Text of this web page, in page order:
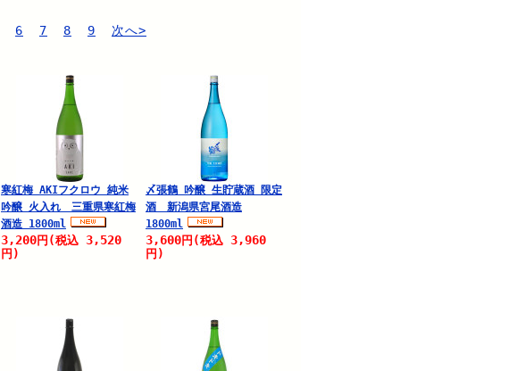
6 7 8 9 次へ>
寒紅梅 AKIフクロウ 純米
吟醸 火入れ 三重県寒紅梅
酒造 1800ml
3,200円 (税込 3,520
円)
〆張鶴 吟醸 生貯蔵酒 限定
酒 新潟県宮尾酒造
1800ml
3,600円 (税込 3,960
円)